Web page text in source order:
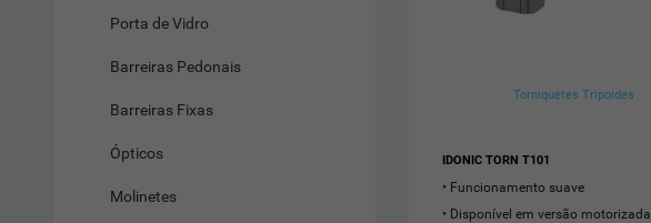
Porta de Vidro
Barreiras Pedonais
Barreiras Fixas
Ópticos
Molinetes
Torniquetes Tripoides
IDONIC TORN T101
Funcionamento suave
Disponível em versão motorizada